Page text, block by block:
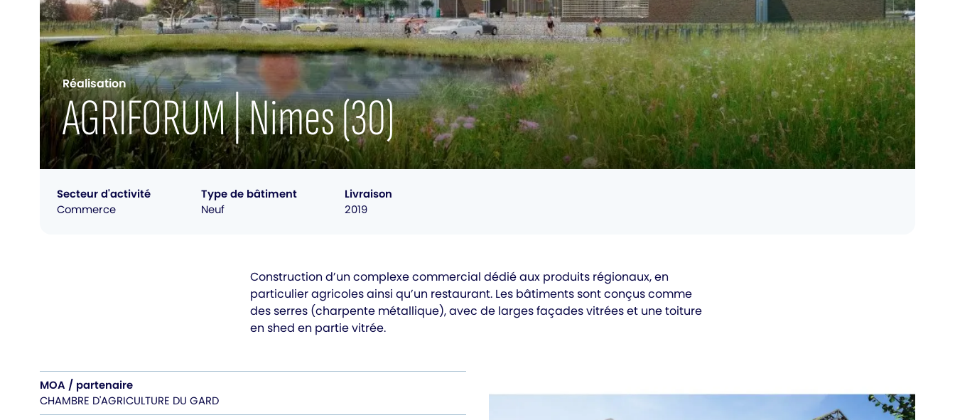
Réalisation
AGRIFORUM | Nimes (30)
Secteur d'activité
Commerce
Type de bâtiment
Neuf
Livraison
2019
Construction d’un complexe commercial dédié aux produits régionaux, en
particulier agricoles ainsi qu’un restaurant. Les bâtiments sont conçus comme
des serres (charpente métallique), avec de larges façades vitrées et une toiture
en shed en partie vitrée.
MOA / partenaire
CHAMBRE D'AGRICULTURE DU GARD